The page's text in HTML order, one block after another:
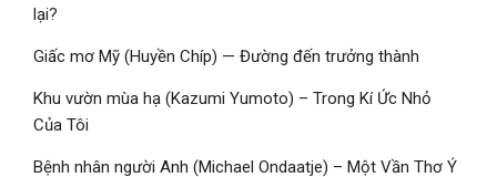
lại?
Giấc mơ Mỹ (Huyền Chíp) — Đường đến trưởng thành
Khu vườn mùa hạ (Kazumi Yumoto) – Trong Kí Ức Nhỏ
Của Tôi
Bệnh nhân người Anh (Michael Ondaatje) – Một Vần Thơ Ý